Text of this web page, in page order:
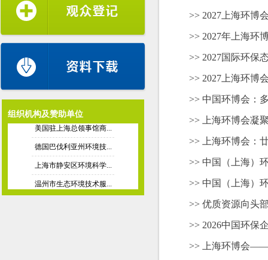
组织机构及赞助单位
国际固体废弃物协会
美国驻上海总领事馆商...
德国巴伐利亚州环境技...
上海市静安区环境科学...
温州市生态环境技术服...
湖南省环境治理行业协...
>> 2027上海环博
>> 2027年上海环
>> 2027国际环保
>> 2027上海环博
>> 中国环博会：
>> 上海环博会凝
>> 上海环博会：
>> 中国（上海）
>> 中国（上海）
>> 优质资源向头
>> 2026中国环保
>> 上海环博会——